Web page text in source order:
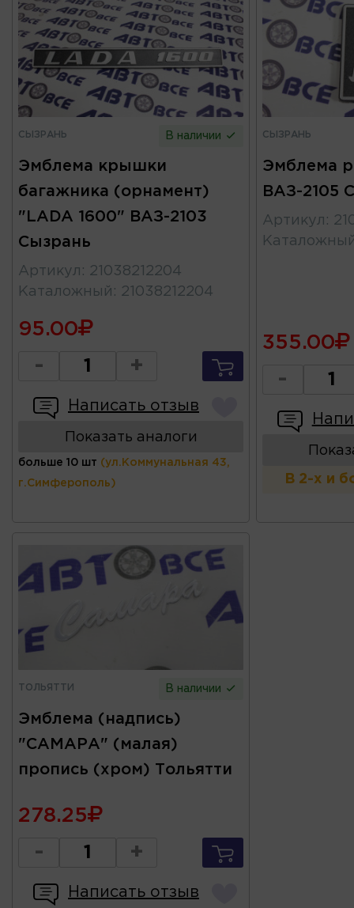
СЫЗРАНЬ В наличии
Эмблема крышки
багажника (орнамент)
"LADA 1600" ВАЗ-2103
Сызрань
Артикул : 21038212204
Каталожный : 21038212204
95.00
- +
Написать отзыв
Показать аналоги
больше 10 шт (ул.Коммунальная 43,
г.Симферополь)
СЫЗРАНЬ
Эмблема
ВАЗ-2105
Артикул :
355.00
-
В 2-х и
ТОЛЬЯТТИ В наличии
Эмблема (надпись)
"САМАРА" (малая)
пропись (хром) Тольятти
278.25
- +
Написать отзыв